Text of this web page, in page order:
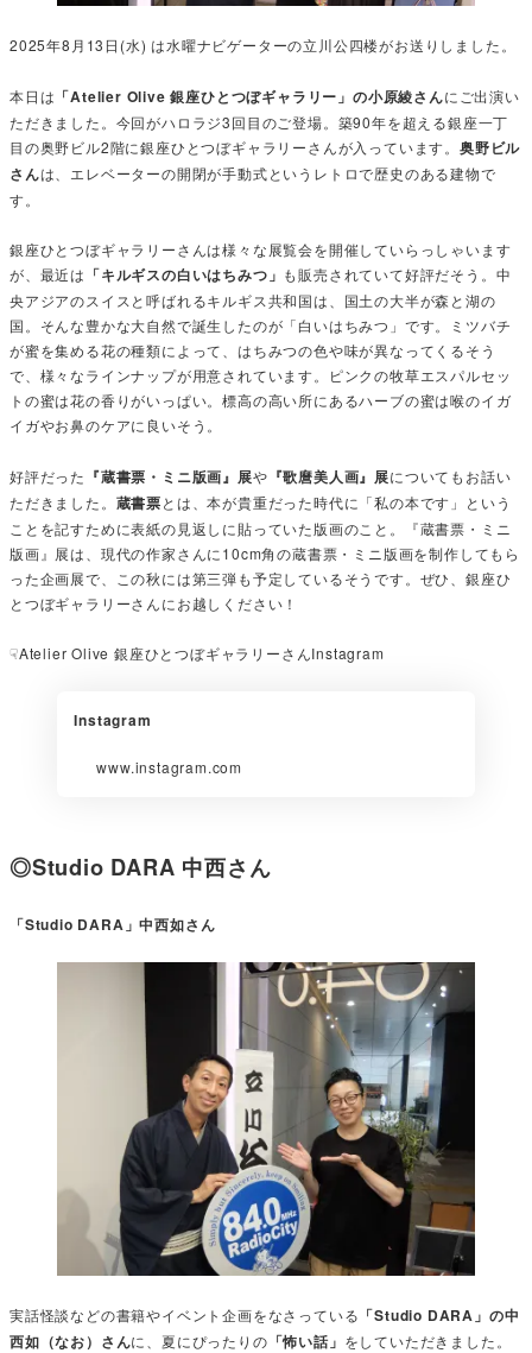
2025年8月13日(水) は水曜ナビゲーターの立川公四楼がお送りしました。
本日は 「Atelier Olive 銀座ひとつぼギャラリー」の小原綾さんにご出演い
ただきました。今回がハロラジ3回目のご登場。築90年を超える銀座一丁
目の奥野ビル2階に銀座ひとつぼギャラリーさんが入っています。 奥野ビル
さんは、エレベーターの開閉が手動式というレトロで歴史のある建物で
す。
銀座ひとつぼギャラリーさんは様々な展覧会を開催していらっしゃいます
が、最近は 「キルギスの白いはちみつ」 も販売されていて好評だそう。中
央アジアのスイスと呼ばれるキルギス共和国は、国土の大半が森と湖の
国。そんな豊かな大自然で誕生したのが「白いはちみつ」です。ミツバチ
が蜜を集める花の種類によって、はちみつの色や味が異なってくるそう
で、様々なラインナップが用意されています。ピンクの牧草エスパルセッ
トの蜜は花の香りがいっぱい。標高の高い所にあるハーブの蜜は喉のイガ
イガやお鼻のケアに良いそう。
好評だった 『蔵書票・ミニ版画』展や 『歌麿美人画』展についてもお話い
ただきました。 蔵書票とは、本が貴重だった時代に「私の本です」という
ことを記すために表紙の見返しに貼っていた版画のこと。『蔵書票・ミニ
版画』展は、現代の作家さんに10cm角の蔵書票・ミニ版画を制作してもら
った企画展で、この秋には第三弾も予定しているそうです。ぜひ、銀座ひ
とつぼギャラリーさんにお越しください！
☟Atelier Olive 銀座ひとつぼギャラリーさんInstagram
Instagram
www.instagram.com
◎Studio DARA 中西さん
「Studio DARA」中西如さん
実話怪談などの書籍やイベント企画をなさっている 「Studio DARA」の中
西如（なお）さんに、夏にぴったりの 「怖い話」 をしていただきました。